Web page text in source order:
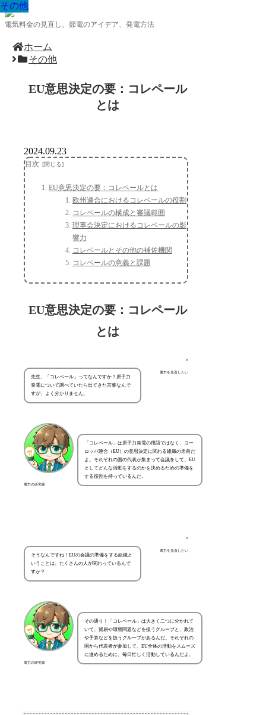
電気料金の見直し、節電のアイデア、発電方法
ホーム
その他
EU意思決定の要：コレペール
とは
その他
2024.09.23
目次
EU意思決定の要：コレペールとは
欧州連合におけるコレペールの役割
コレペールの構成と審議範囲
理事会決定におけるコレペールの影
響力
コレペールとその他の補佐機関
コレペールの意義と課題
EU意思決定の要：コレペール
とは
電力を見直したい
先生、「コレペール」ってなんですか？原子力
発電について調べていたら出てきた言葉なんで
すが、よく分かりません。
電力の研究家
「コレペール」は原子力発電の用語ではなく、ヨー
ロッパ連合（EU）の意思決定に関わる組織の名前だ
よ。それぞれの国の代表が集まって会議をして、EU
としてどんな活動をするのかを決めるための準備を
する役割を持っているんだ。
電力を見直したい
そうなんですね！EUの会議の準備をする組織と
いうことは、たくさんの人が関わっているんで
すか？
電力の研究家
その通り！「コレペール」は大きく二つに分かれて
いて、貿易や環境問題などを扱うグループと、政治
や予算などを扱うグループがあるんだ。それぞれの
国から代表者が参加して、EU全体の活動をスムーズ
に進めるために、毎日忙しく活動しているんだよ。
その他
その他
その他
その他
その他
その他
その他
その他